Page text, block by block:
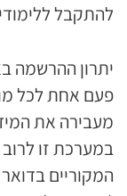
להתקבל
יתרון ההרשמה
פעם אחת לכל
מעבירה את
במערכת זו
המקוריים